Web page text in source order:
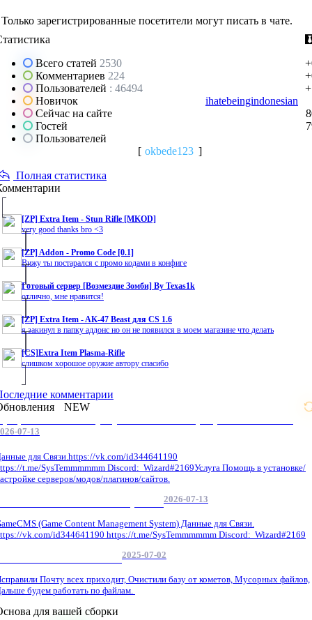
Только зарегистрированные посетители могут писать в чате.
Всего статей 2530
Комментариев 224
Пользователей : 46494
Новичок
ihatebeingindonesian
Сейчас на сайте
Гостей
Пользователей
[ okbede123 ]
Полная статистика
[ZP] Extra Item - Stun Rifle [MKOD]
very good thanks bro <3
[ZP] Addon - Promo Code [0.1]
Вижу ты постарался с промо кодами в конфиге
Готовый сервер [Возмездие Зомби] By Texas1k
отлично, мне нравится!
[ZP] Extra Item - AK-47 Beast для CS 1.6
я закинул в папку аддонс но он не появился в моем магазине что делать
[CS]Extra Item Plasma-Rifle
слишком хорошое оружие автору спасибо
комментарии
NEW
07-13
для Связи.https://vk.com/id344641190
t.me/SysTemmmmmm Discord: Wizard#2169Услуга Помощь в установке/
серверов/модов/плагинов/сайтов.
2026-07-13
(Game Content Management System) Данные для Связи.
vk.com/id344641190 https://t.me/SysTemmmmmm Discord: Wizard#2169
2025-07-02
Почту всех приходит, Очистили базу от кометов, Мусорных файлов,
будем работать по файлам.
для вашей сборки